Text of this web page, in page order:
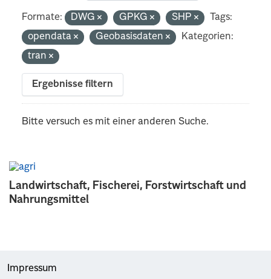
Landwirtschaft, Fischerei, Forstwirtschaft und
Nahrungsmittel
Formate: DWG GPKG SHP
Tags:
opendata
Geobasisdaten
Kategorien:
tran
Ergebnisse filtern
Bitte versuch es mit einer anderen Suche.
Impressum